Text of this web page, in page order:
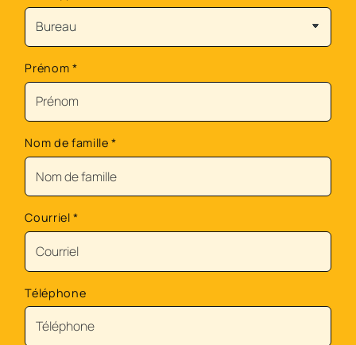
Prénom *
Nom de famille*
Courriel*
Téléphone